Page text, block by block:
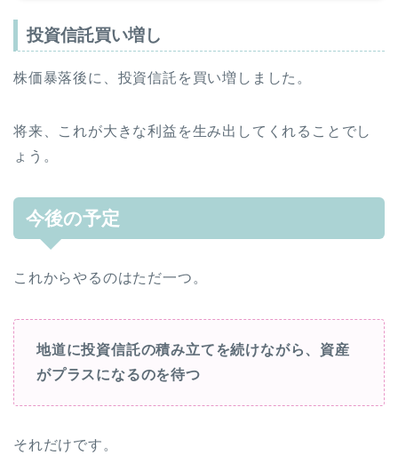
投資信託買い増し
株価暴落後に、投資信託を買い増しました。
将来、これが大きな利益を生み出してくれることでし
ょう。
今後の予定
これからやるのはただ一つ。
地道に投資信託の積み立てを続けながら、資産
がプラスになるのを待つ
それだけです。